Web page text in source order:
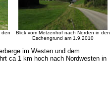
den
Blick vom Metzenhof nach Norden in den
Eschengrund am 1 .9.2010
im Westen und dem
ca 1 km hoch nach Nordwesten in